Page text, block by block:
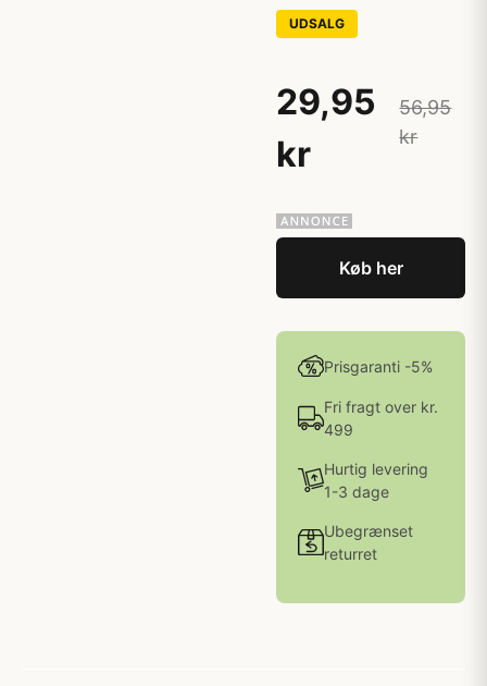
UDSALG
29,95
kr
56,95
kr
Køb her
Prisgaranti -5%
Fri fragt over kr.
499
Hurtig levering
1-3 dage
Ubegrænset
returret